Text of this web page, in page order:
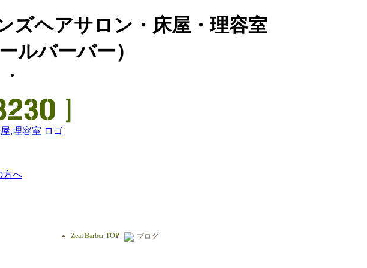
ズヘアサロン・床屋・理容室
ルバーバー）
方へ
Zeal Barber TOP ブログ